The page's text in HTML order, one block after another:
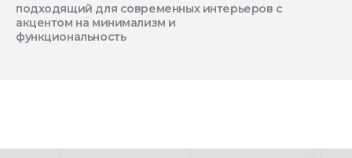
подходящий для современных интерьеров с
акцентом на минимализм и
функциональность